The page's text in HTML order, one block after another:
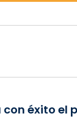
éxito el